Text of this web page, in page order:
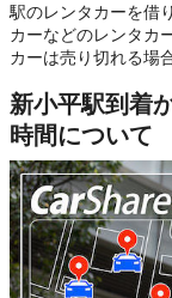
駅のレンタカーを借
カーなどのレンタカ
カーは売り切れる場
新小平駅到着
時間について